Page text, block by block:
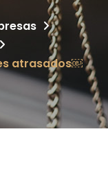
atrasados￼